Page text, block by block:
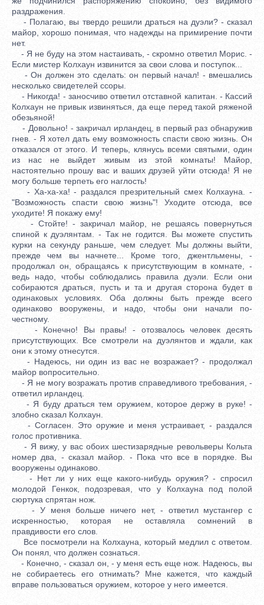
раздражения.
- Полагаю, вы твердо решили драться на дуэли? - сказал
майор, хорошо понимая, что надежды на примирение почти
нет.
- Я не буду на этом настаивать, - скромно ответил Морис. -
Если мистер Колхаун извинится за свои слова и поступок...
- Он должен это сделать: он первый начал! - вмешались
несколько свидетелей ссоры.
- Никогда! - заносчиво ответил отставной капитан. - Кассий
Колхаун не привык извиняться, да еще перед такой ряженой
обезьяной!
- Довольно! - закричал ирландец, в первый раз обнаружив
гнев. - Я хотел дать ему возможность спасти свою жизнь. Он
отказался от этого. И теперь, клянусь всеми святыми, один
из нас не выйдет живым из этой комнаты! Майор,
настоятельно прошу вас и ваших друзей уйти отсюда! Я не
могу больше терпеть его наглость!
- Ха-ха-ха! - раздался презрительный смех Колхауна. -
"Возможность спасти свою жизнь"! Уходите отсюда, все
уходите! Я покажу ему!
- Стойте! - закричал майор, не решаясь повернуться
спиной к дуэлянтам. - Так не годится. Вы можете спустить
курки на секунду раньше, чем следует. Мы должны выйти,
прежде чем вы начнете... Кроме того, джентльмены, -
продолжал он, обращаясь к присутствующим в комнате, -
ведь надо, чтобы соблюдались правила дуэли. Если они
собираются драться, пусть и та и другая сторона будет в
одинаковых условиях. Оба должны быть прежде всего
одинаково вооружены, и надо, чтобы они начали по-
честному.
- Конечно! Вы правы! - отозвалось человек десять
присутствующих. Все смотрели на дуэлянтов и ждали, как
они к этому отнесутся.
- Надеюсь, ни один из вас не возражает? - продолжал
майор вопросительно.
- Я не могу возражать против справедливого требования, -
ответил ирландец.
- Я буду драться тем оружием, которое держу в руке! -
злобно сказал Колхаун.
- Согласен. Это оружие и меня устраивает, - раздался
голос противника.
- Я вижу, у вас обоих шестизарядные револьверы Кольта
номер два, - сказал майор. - Пока что все в порядке. Вы
вооружены одинаково.
- Нет ли у них еще какого-нибудь оружия? - спросил
молодой Генкок, подозревая, что у Колхауна под полой
сюртука спрятан нож.
- У меня больше ничего нет, - ответил мустангер с
искренностью, которая не оставляла сомнений в
правдивости его слов.
Все посмотрели на Колхауна, который медлил с ответом.
Он понял, что должен сознаться.
- Конечно, - сказал он, - у меня есть еще нож. Надеюсь, вы
не собираетесь его отнимать? Мне кажется, что каждый
вправе пользоваться оружием, которое у него имеется.